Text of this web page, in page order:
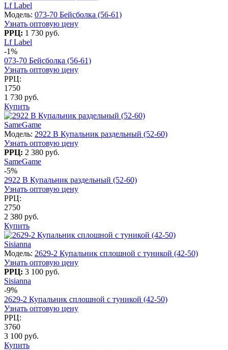
Lf Label
Модель: 073-70 Бейсболка (56-61)
Узнать оптовую цену
РРЦ: 1 730 руб.
Lf Label
-1%
073-70 Бейсболка (56-61)
Узнать оптовую цену
РРЦ:
1750
1 730 руб.
Купить
SameGame
Модель: 2922 B Купальник раздельный (52-60)
Узнать оптовую цену
РРЦ: 2 380 руб.
SameGame
-5%
2922 B Купальник раздельный (52-60)
Узнать оптовую цену
РРЦ:
2750
2 380 руб.
Купить
Sisianna
Модель: 2629-2 Купальник сплошной с туникой (42-50)
Узнать оптовую цену
РРЦ: 3 100 руб.
Sisianna
-9%
2629-2 Купальник сплошной с туникой (42-50)
Узнать оптовую цену
РРЦ:
3760
3 100 руб.
Купить